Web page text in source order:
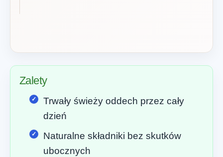
Zalety
Trwały świeży oddech przez cały
dzień
Naturalne składniki bez skutków
ubocznych